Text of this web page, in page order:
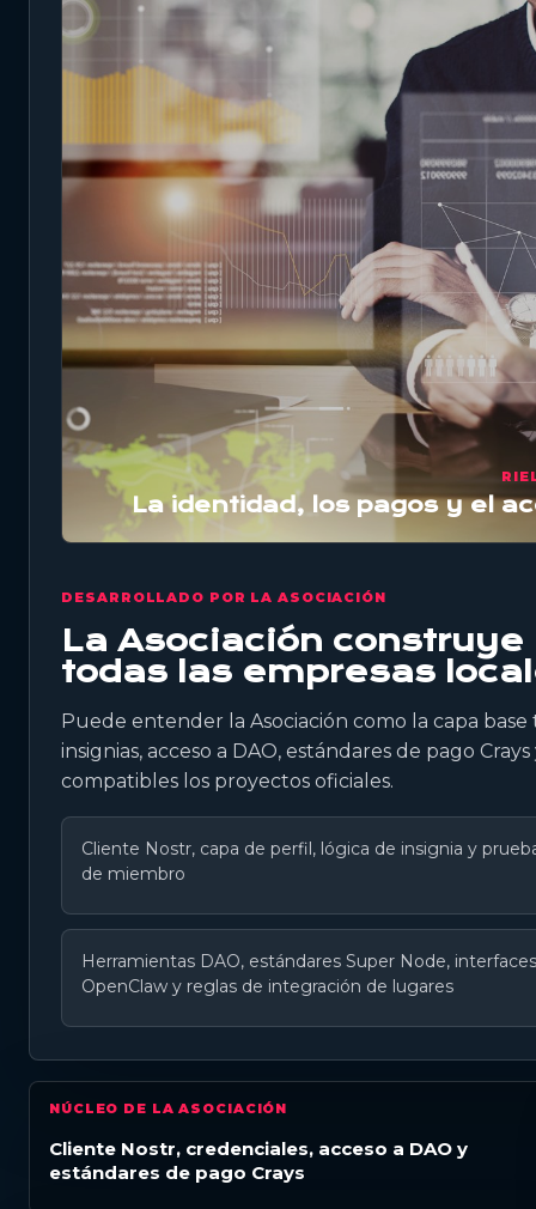
La identidad, los pagos y el
DESARROLLADO POR LA ASOCIACIÓN
La Asociación
todas las empresas
Puede entender la Asociación como la capa
insignias, acceso a DAO, estándares de pago
compatibles los proyectos oficiales.
Cliente Nostr, capa de perfil, lógica de insignia y
de miembro
Herramientas DAO, estándares Super Node,
OpenClaw y reglas de integración de lugares
NÚCLEO DE LA ASOCIACIÓN
Cliente Nostr, credenciales, acceso a DAO y
estándares de pago Crays